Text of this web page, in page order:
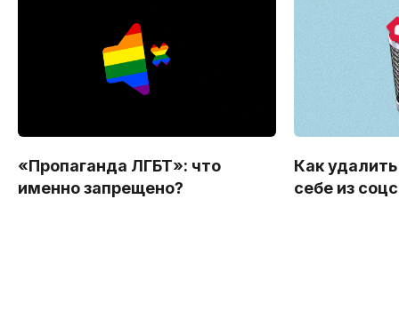
«Пропаганда ЛГБТ»: что
именно запрещено?
Как
себе из